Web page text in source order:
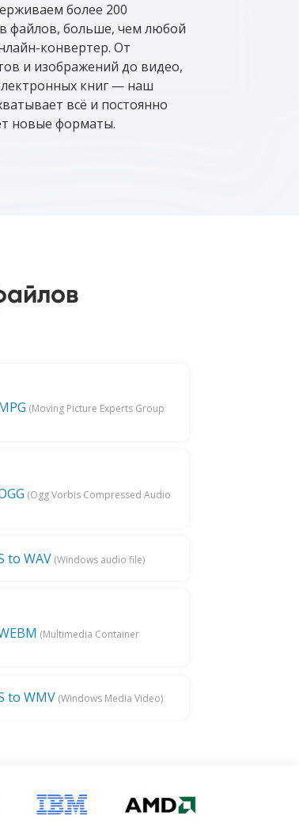
более 200
файлов, больше, чем любой
конвертер. От
и изображений до видео,
книг — наш
всё и постоянно
новые форматы.
(Moving Picture Experts Group
(Ogg Vorbis Compressed Audio
to WAV (Windows audio file)
(Multimedia Container
to WMV (Windows Media Video)